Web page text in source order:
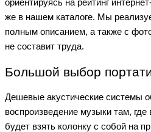
ориентируясь на рейтинг
же в нашем каталоге. Мы
полным описанием, а также с
не составит труда.
Большой выбор
Дешевые акустические системы
воспроизведение музыки там,
будет взять колонку с собой на